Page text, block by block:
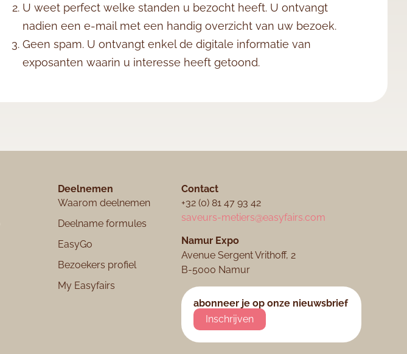
U weet perfect welke standen u bezocht heeft. U ontvangt
nadien een e-mail met een handig overzicht van uw bezoek.
Geen spam. U ontvangt enkel de digitale informatie van
exposanten waarin u interesse heeft getoond.
Deelnemen
Waarom deelnemen
Deelname formules
EasyGo
Bezoekers profiel
My Easyfairs
Contact
+32 (0) 81 47 93 42
saveurs-metiers@easyfairs.com
Namur Expo​
Avenue Sergent Vrithoff, 2
B-5000 Namur
abonneer je op onze nieuwsbrief
Inschrijven